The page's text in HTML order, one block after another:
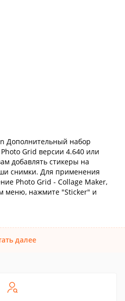
Дополнительный набор
Grid версии 4.640 или
добавлять стикеры на
снимки. Для применения
Photo Grid - Collage Maker,
меню, нажмите "Sticker" и
далее